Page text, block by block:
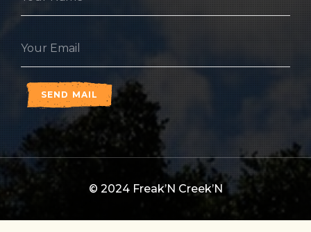
SEND MAIL
© 2024 Freak’N Creek’N